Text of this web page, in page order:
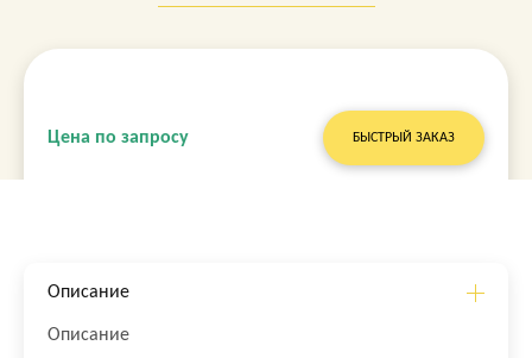
Цена по запросу БЫСТРЫЙ ЗАКАЗ
Описание
Описание